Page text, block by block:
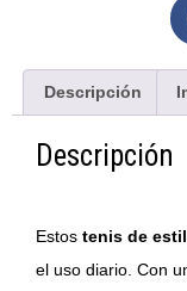
Descripción
Descripción
Estos tenis de
el uso diario. Con